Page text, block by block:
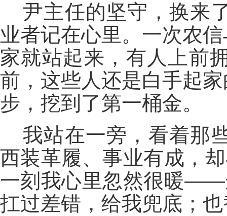
尹主任的坚守，换来
业者记在心里。一次农
家就站起来，有人上前
前，这些人还是白手起
步，挖到了第一桶金。
我站在一旁，看着那
西装革履、事业有成，
一刻我心里忽然很暖——
扛过差错，给我兜底；